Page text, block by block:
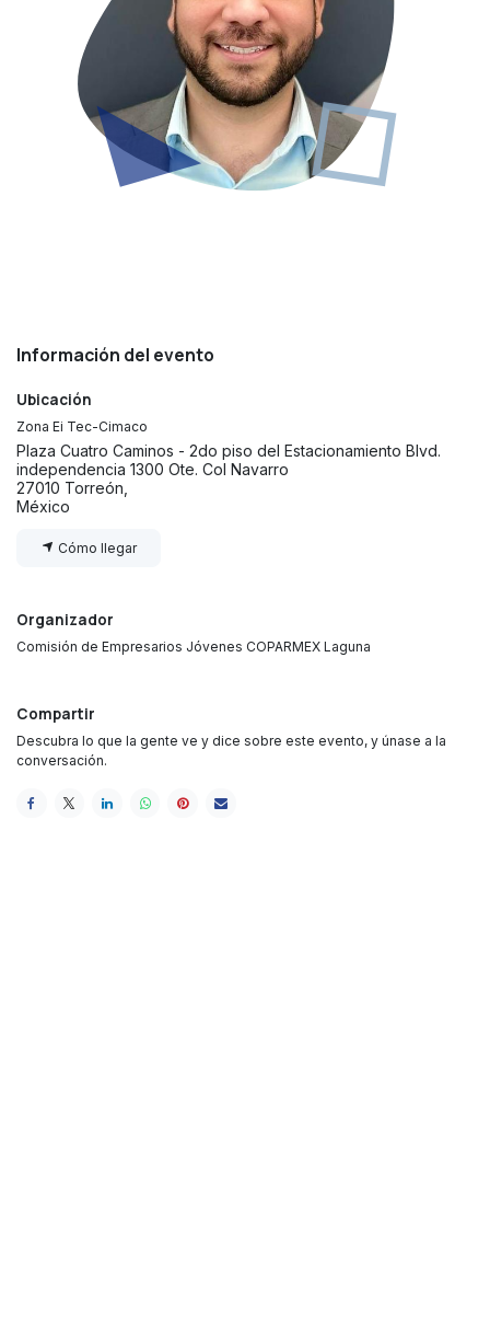
Información del evento
Ubicación
Zona Ei Tec-Cimaco
Plaza Cuatro Caminos - 2do piso del Estacionamiento Blvd.
independencia 1300 Ote. Col Navarro
27010 Torreón,
México
Cómo llegar
Organizador
Comisión de Empresarios Jóvenes COPARMEX Laguna
Compartir
Descubra lo que la gente ve y dice sobre este evento, y únase a la
conversación.